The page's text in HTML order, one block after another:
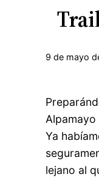
9 de mayo
Ya
lejano al